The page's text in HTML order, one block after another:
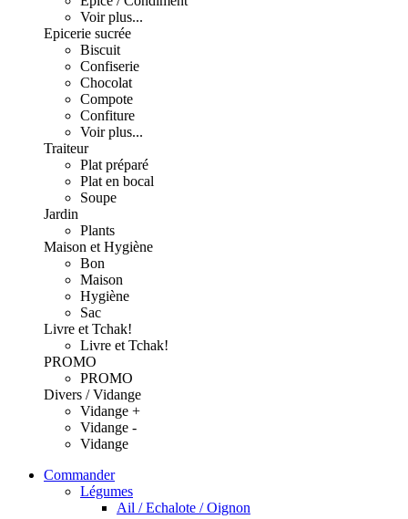
Voir plus...
Epicerie sucrée
Biscuit
Confiserie
Chocolat
Compote
Confiture
Voir plus...
Traiteur
Plat préparé
Plat en bocal
Soupe
Jardin
Plants
Maison et Hygiène
Bon
Maison
Hygiène
Sac
Livre et Tchak!
Livre et Tchak!
PROMO
PROMO
Divers / Vidange
Vidange +
Vidange -
Vidange
Commander
Légumes
Ail / Echalote / Oignon